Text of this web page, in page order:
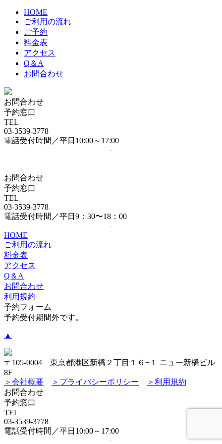
HOME
ご利用の流れ
ご予約
料金表
アクセス
Q＆A
お問合わせ
お問合わせ
予約窓口
TEL
03-3539-3778
電話受付時間／平日10:00～17:00
お問合わせ
予約窓口
TEL
03-3539-3778
電話受付時間／平日9：30〜18：00
HOME
ご利用の流れ
料金表
アクセス
Q＆A
お問合わせ
利用規約
予約フォーム
予約受付期間外です。
▲
〒105-0004 東京都港区新橋２丁目１６−１ ニュー新橋ビル
8F
＞会社概要
＞プライバシーポリシー
＞利用規約
お問合わせ
予約窓口
TEL
03-3539-3778
電話受付時間／平日10:00～17:00